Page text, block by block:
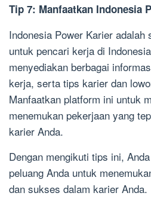
Tip 7: Manfaatkan Indonesia
Indonesia Power Karier adalah
untuk pencari kerja di
menyediakan berbagai
kerja, serta tips karier dan
Manfaatkan platform ini untuk
menemukan pekerjaan yang
karier Anda.
Dengan mengikuti tips ini,
peluang Anda untuk
dan sukses dalam karier Anda.